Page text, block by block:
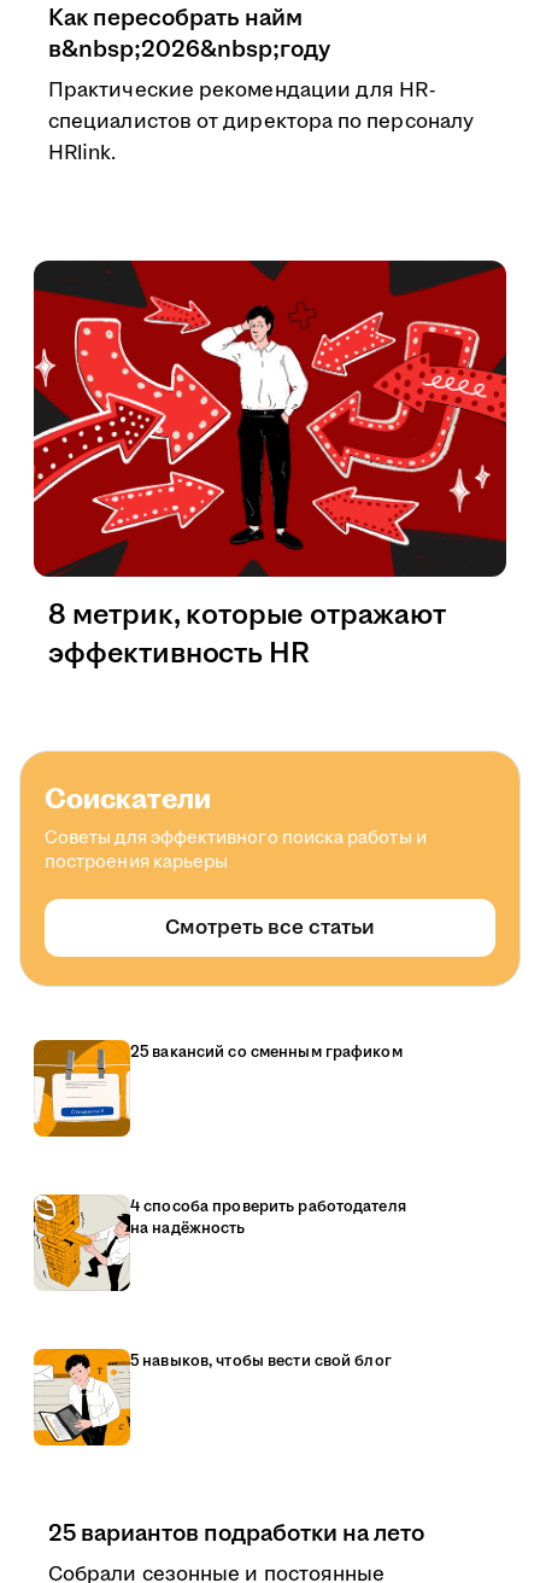
Как пересобрать найм
в&nbsp;2026&nbsp;году
Практические рекомендации для HR-
специалистов от директора по персоналу
HRlink.
8 метрик, которые отражают
эффективность HR
Соискатели
Советы для эффективного поиска работы и
построения карьеры
Смотреть все статьи
25 вакансий со сменным графиком
4 способа проверить работодателя
на надёжность
5 навыков, чтобы вести свой блог
25 вариантов подработки на лето
Собрали сезонные и постоянные